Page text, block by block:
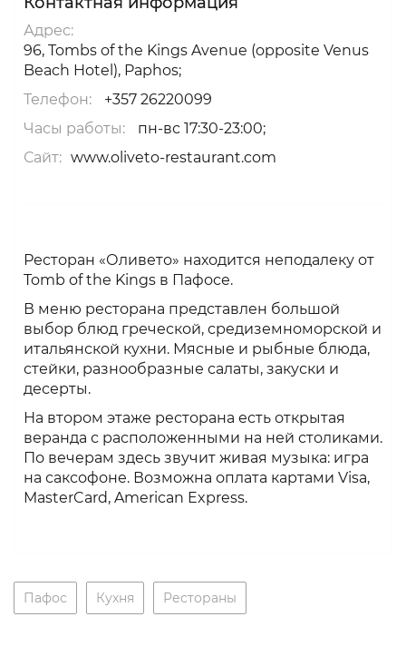
Адрес:
96, Tombs of the Kings Avenue (opposite Venus
Beach Hotel), Paphos;
Телефон:
+357 26220099
Часы работы:
пн-вс 17:30-23:00;
Сайт: www.oliveto-restaurant.com
Ресторан «Оливето» находится неподалеку от
Tomb of the Kings в Пафосе.
В меню ресторана представлен большой
выбор блюд греческой, средиземноморской и
итальянской кухни. Мясные и рыбные блюда,
стейки, разнообразные салаты, закуски и
десерты.
На втором этаже ресторана есть открытая
веранда с расположенными на ней столиками.
По вечерам здесь звучит живая музыка: игра
на саксофоне. Возможна оплата картами Visa,
MasterCard, American Express.
Пафос Кухня Рестораны